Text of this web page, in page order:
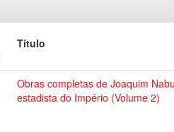
Título
Obras completas de Joaquim
estadista do Império (Volume 2)